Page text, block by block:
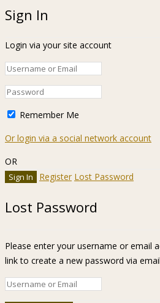
Sign In
Login via your site account
Remember Me
Or login via a social network account
OR
Register Lost Password
Lost Password
Please enter your username or email
link to create a new password via